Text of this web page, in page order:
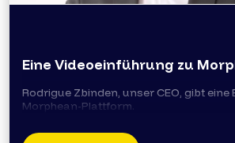
Eine Videoeinführung zu
Rodrigue Zbinden, unser CEO, gibt eine
Morphean-Plattform.